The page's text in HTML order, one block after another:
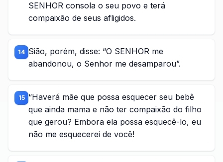
SENHOR consola o seu povo e terá
compaixão de seus afligidos.
14 Sião, porém, disse: “O SENHOR me
abandonou, o Senhor me desamparou”.
15 “Haverá mãe que possa esquecer seu bebê
que ainda mama e não ter compaixão do filho
que gerou? Embora ela possa esquecê-lo, eu
não me esquecerei de você!